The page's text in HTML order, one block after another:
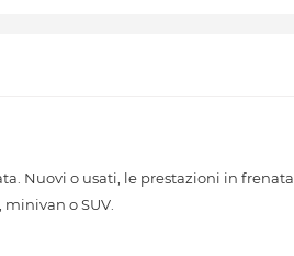
Nuovi o usati, le prestazioni in frenata
o SUV.